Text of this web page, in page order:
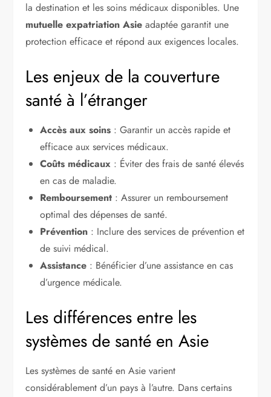
la destination et les soins médicaux disponibles. Une
mutuelle expatriation Asie adaptée garantit une
protection efficace et répond aux exigences locales.
Les enjeux de la couverture
santé à l’étranger
Accès aux soins : Garantir un accès rapide et
efficace aux services médicaux.
Coûts médicaux : Éviter des frais de santé élevés
en cas de maladie.
Remboursement : Assurer un remboursement
optimal des dépenses de santé.
Prévention : Inclure des services de prévention et
de suivi médical.
Assistance : Bénéficier d’une assistance en cas
d’urgence médicale.
Les différences entre les
systèmes de santé en Asie
Les systèmes de santé en Asie varient
considérablement d’un pays à l’autre. Dans certains